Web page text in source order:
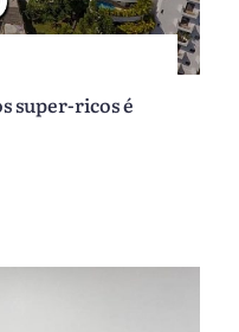
super-ricos é